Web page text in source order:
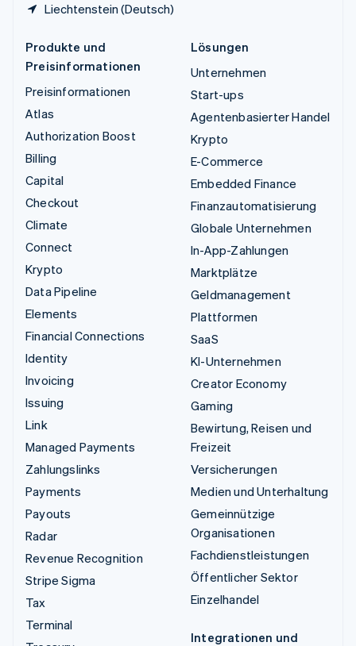
Liechtenstein (Deutsch)
Produkte und
Preisinformationen
Preisinformationen
Atlas
Authorization Boost
Billing
Capital
Checkout
Climate
Connect
Krypto
Data Pipeline
Elements
Financial Connections
Identity
Invoicing
Issuing
Link
Managed Payments
Zahlungslinks
Payments
Payouts
Radar
Revenue Recognition
Stripe Sigma
Tax
Terminal
Lösungen
Unternehmen
Start-ups
Agentenbasierter Handel
Krypto
E-Commerce
Embedded Finance
Finanzautomatisierung
Globale Unternehmen
In-App-Zahlungen
Marktplätze
Geldmanagement
Plattformen
SaaS
KI-Unternehmen
Creator Economy
Gaming
Bewirtung, Reisen und
Freizeit
Versicherungen
Medien und Unterhaltung
Gemeinnützige
Organisationen
Fachdienstleistungen
Öffentlicher Sektor
Einzelhandel
Integrationen und